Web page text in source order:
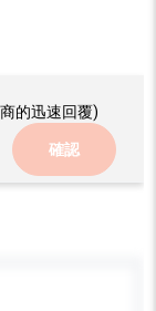
的迅速回覆)
確認